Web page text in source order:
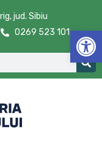
jud. Sibiu
0269 523 101